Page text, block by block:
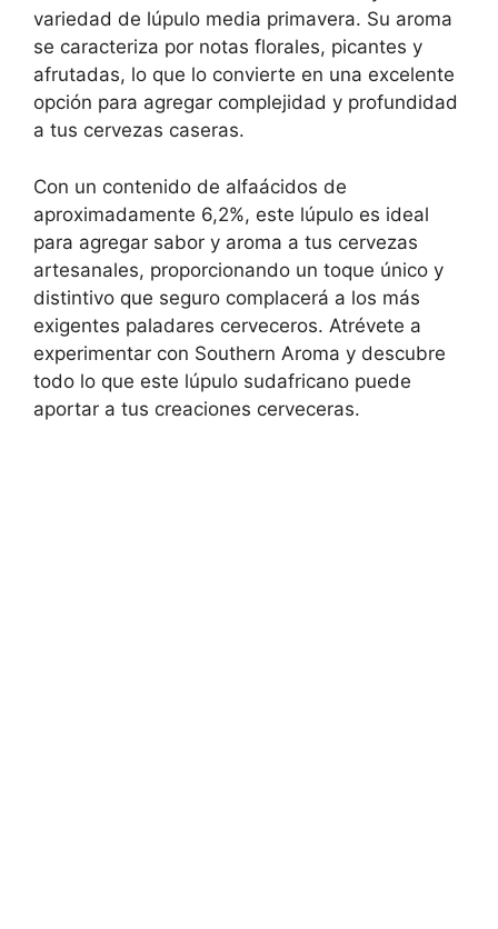
variedad de lúpulo media primavera. Su aroma
se caracteriza por notas florales, picantes y
afrutadas, lo que lo convierte en una excelente
opción para agregar complejidad y profundidad
a tus cervezas caseras.
Con un contenido de alfaácidos de
aproximadamente 6,2%, este lúpulo es ideal
para agregar sabor y aroma a tus cervezas
artesanales, proporcionando un toque único y
distintivo que seguro complacerá a los más
exigentes paladares cerveceros. Atrévete a
experimentar con Southern Aroma y descubre
todo lo que este lúpulo sudafricano puede
aportar a tus creaciones cerveceras.